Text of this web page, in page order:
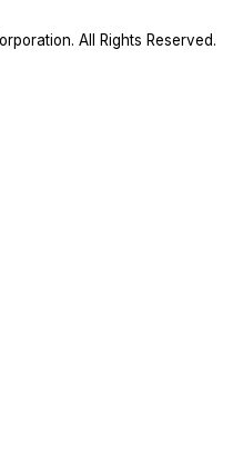
All Rights Reserved.